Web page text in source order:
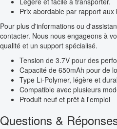
Prix abordable par rapport aux
Pour plus d'informations ou
contacter. Nous nous engageons à
qualité et un support spécialisé.
Tension de 3.7V pour des
Capacité de 650mAh pour de
Type Li-Polymer, légère et
Compatible avec plusieurs
Produit neuf et prêt à l'emploi
Questions &